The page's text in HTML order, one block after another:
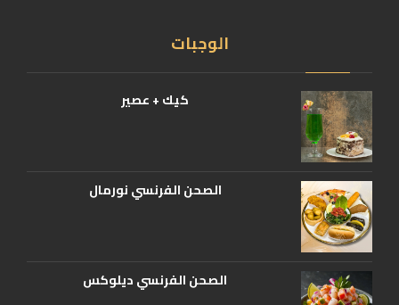
الوجبات
كيك + عصير
الصحن الفرنسي نورمال
الصحن الفرنسي ديلوكس